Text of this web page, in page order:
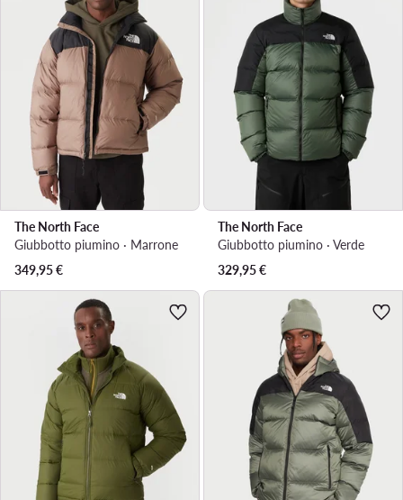
The North Face
Giubbotto piumino · Marrone
349,95€
The North Face
Giubbotto piumino · Verde
329,95€